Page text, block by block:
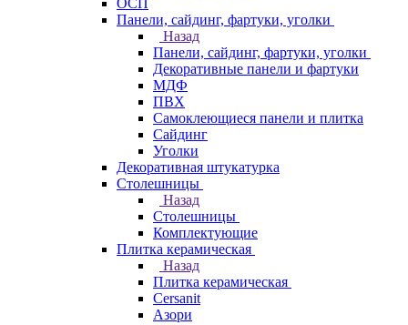
ОСП
Панели, сайдинг, фартуки, уголки
Назад
Панели, сайдинг, фартуки, уголки
Декоративные панели и фартуки
МДФ
ПВХ
Самоклеющиеся панели и плитка
Сайдинг
Уголки
Декоративная штукатурка
Столешницы
Назад
Столешницы
Комплектующие
Плитка керамическая
Назад
Плитка керамическая
Cersanit
Азори